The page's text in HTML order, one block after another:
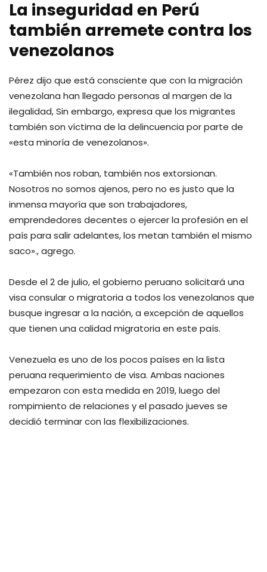
La inseguridad en Perú
también arremete contra los
venezolanos
Pérez dijo que está consciente que con la migración
venezolana han llegado personas al margen de la
ilegalidad, Sin embargo, expresa que los migrantes
también son víctima de la delincuencia por parte de
«esta minoría de venezolanos».
«También nos roban, también nos extorsionan.
Nosotros no somos ajenos, pero no es justo que la
inmensa mayoría que son trabajadores,
emprendedores decentes o ejercer la profesión en el
país para salir adelantes, los metan también el mismo
saco»., agrego.
Desde el 2 de julio, el gobierno peruano solicitará una
visa consular o migratoria a todos los venezolanos que
busque ingresar a la nación, a excepción de aquellos
que tienen una calidad migratoria en este país.
Venezuela es uno de los pocos países en la lista
peruana requerimiento de visa. Ambas naciones
empezaron con esta medida en 2019, luego del
rompimiento de relaciones y el pasado jueves se
decidió terminar con las flexibilizaciones.